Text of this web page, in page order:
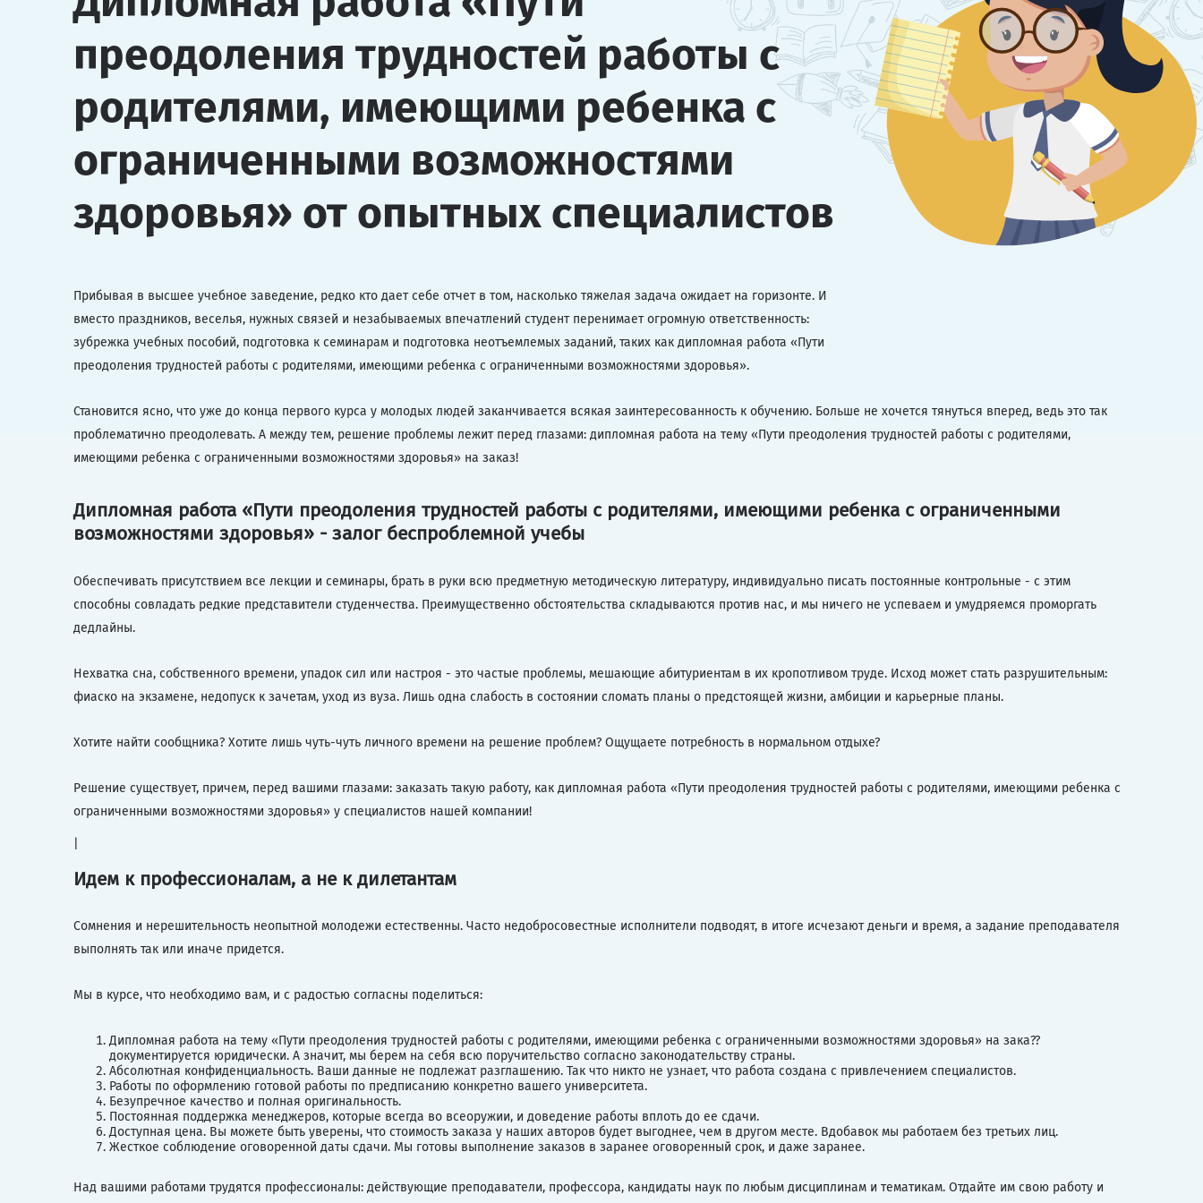
преодоления трудностей работы с
родителями, имеющими ребенка с
ограниченными возможностями
здоровья» от опытных специалистов
Прибывая в высшее учебное заведение, редко кто дает себе отчет в том, насколько тяжелая задача ожидает на горизонте. И
вместо праздников, веселья, нужных связей и незабываемых впечатлений студент перенимает огромную ответственность:
зубрежка учебных пособий, подготовка к семинарам и подготовка неотъемлемых заданий, таких как дипломная работа «Пути
преодоления трудностей работы с родителями, имеющими ребенка с ограниченными возможностями здоровья».
Становится ясно, что уже до конца первого курса у молодых людей заканчивается всякая заинтересованность к обучению. Больше не хочется тянуться вперед, ведь это так
проблематично преодолевать. А между тем, решение проблемы лежит перед глазами: дипломная работа на тему «Пути преодоления трудностей работы с родителями,
имеющими ребенка с ограниченными возможностями здоровья» на заказ!
Дипломная работа «Пути преодоления трудностей работы с родителями, имеющими ребенка с ограниченными
возможностями здоровья» - залог беспроблемной учебы
Обеспечивать присутствием все лекции и семинары, брать в руки всю предметную методическую литературу, индивидуально писать постоянные контрольные - с этим
способны совладать редкие представители студенчества. Преимущественно обстоятельства складываются против нас, и мы ничего не успеваем и умудряемся проморгать
дедлайны.
Нехватка сна, собственного времени, упадок сил или настроя - это частые проблемы, мешающие абитуриентам в их кропотливом труде. Исход может стать разрушительным:
фиаско на экзамене, недопуск к зачетам, уход из вуза. Лишь одна слабость в состоянии сломать планы о предстоящей жизни, амбиции и карьерные планы.
Хотите найти сообщника? Хотите лишь чуть-чуть личного времени на решение проблем? Ощущаете потребность в нормальном отдыхе?
Решение существует, причем, перед вашими глазами: заказать такую работу, как дипломная работа «Пути преодоления трудностей работы с родителями, имеющими ребенка с
ограниченными возможностями здоровья» у специалистов нашей компании!
Идем к профессионалам, а не к дилетантам
Сомнения и нерешительность неопытной молодежи естественны. Часто недобросовестные исполнители подводят, в итоге исчезают деньги и время, а задание преподавателя
выполнять так или иначе придется.
Мы в курсе, что необходимо вам, и с радостью согласны поделиться:
Дипломная работа на тему «Пути преодоления трудностей работы с родителями, имеющими ребенка с ограниченными возможностями здоровья» на зака??
документируется юридически. А значит, мы берем на себя всю поручительство согласно законодательству страны.
Абсолютная конфиденциальность. Ваши данные не подлежат разглашению. Так что никто не узнает, что работа создана с привлечением специалистов.
Работы по оформлению готовой работы по предписанию конкретно вашего университета.
Безупречное качество и полная оригинальность.
Постоянная поддержка менеджеров, которые всегда во всеоружии, и доведение работы вплоть до ее сдачи.
Доступная цена. Вы можете быть уверены, что стоимость заказа у наших авторов будет выгоднее, чем в другом месте. Вдобавок мы работаем без третьих лиц.
Жесткое соблюдение оговоренной даты сдачи. Мы готовы выполнение заказов в заранее оговоренный срок, и даже заранее.
Над вашими работами трудятся профессионалы: действующие преподаватели, профессора, кандидаты наук по любым дисциплинам и тематикам. Отдайте им свою работу и